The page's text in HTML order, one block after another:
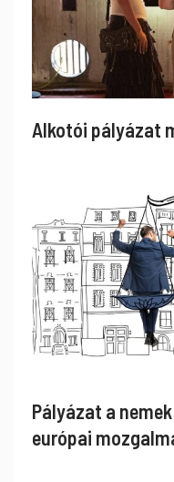
Alkotói pályázat
Pályázat a
európai